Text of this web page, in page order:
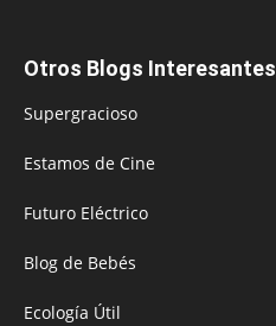
Otros Blogs Interesantes
Supergracioso
Estamos de Cine
Futuro Eléctrico
Blog de Bebés
Ecología Útil